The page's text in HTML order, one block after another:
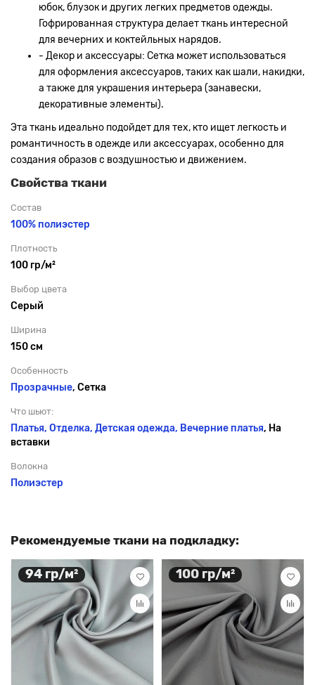
юбок, блузок и других легких предметов одежды.
Гофрированная структура делает ткань интересной
для вечерних и коктейльных нарядов.
- Декор и аксессуары: Сетка может использоваться
для оформления аксессуаров, таких как шали, накидки,
а также для украшения интерьера (занавески,
декоративные элементы).
Эта ткань идеально подойдет для тех, кто ищет легкость и
романтичность в одежде или аксессуарах, особенно для
создания образов с воздушностью и движением.
Свойства ткани
Состав
100% полиэстер
Плотность
100 гр/м²
Выбор цвета
Серый
Ширина
150 см
Особенность
Прозрачные, Сетка
Что шьют:
Платья, Отделка, Детская одежда, Вечерние платья, На
вставки
Волокна
Полиэстер
Рекомендуемые ткани на подкладку:
94 гр/м² 100 гр/м²